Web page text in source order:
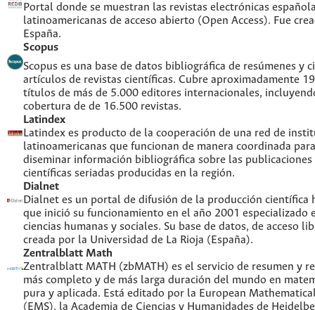
Portal donde se muestran las revistas electrónicas
latinoamericanas de acceso abierto (Open Access). Fue
España.
Scopus
Scopus es una base de datos bibliográfica de resúmenes y
artículos de revistas científicas. Cubre aproximadamente
títulos de más de 5.000 editores internacionales,
cobertura de de 16.500 revistas.
Latindex
Latindex es producto de la cooperación de una red de
latinoamericanas que funcionan de manera coordinada
diseminar información bibliográfica sobre las publicaciones
científicas seriadas producidas en la región.
Dialnet
Dialnet es un portal de difusión de la producción científica
que inició su funcionamiento en el año 2001 especializado
ciencias humanas y sociales. Su base de datos, de acceso
creada por la Universidad de La Rioja (España).
Zentralblatt Math
Zentralblatt MATH (zbMATH) es el servicio de resumen y
más completo y de más larga duración del mundo en
pura y aplicada. Está editado por la European
(EMS), la Academia de Ciencias y Humanidades de